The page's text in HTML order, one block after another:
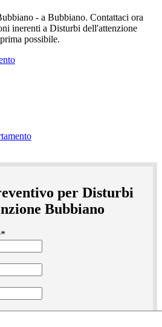
per Disturbi
Bubbiano
*